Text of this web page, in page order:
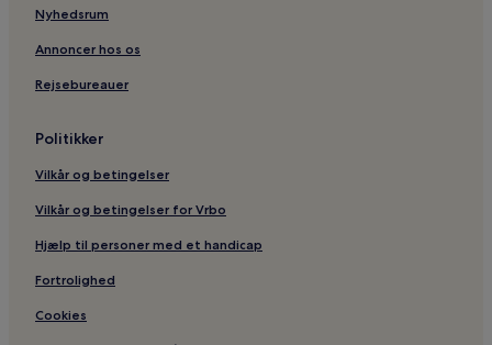
Nyhedsrum
Annoncer hos os
Rejsebureauer
Politikker
Vilkår og betingelser
Vilkår og betingelser for Vrbo
Hjælp til personer med et handicap
Fortrolighed
Cookies